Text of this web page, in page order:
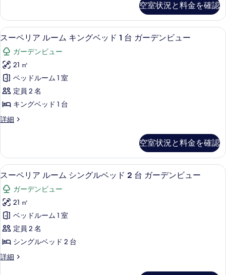
件
シ
ン
グ
ル
ベ
ッ
ド
2
台
べ
て
の
写
真
を
表
示
す
ス
ル
ー
ム
シ
ン
グ
ル
ベ
ッ
ド
2
細
空室状況と料金を確認
ス
ー
ペ
リ
ア
ル
ム
ン
グ
ベ
ッ
ド
台
ガ
ー
スーペリア ルーム キングベッド 1
1
スーペリア ルーム キングベッド 1 台 ガーデンビュー
ガーデンビュー
21 ㎡
ベッドルーム 1 室
定員 2 名
キングベッド 1 台
詳細
ス
ア
ル
ー
ム
キ
ン
グ
ベ
ッ
ド
台
空室状況と料金を確認
ス
ー
ペ
リ
ア
ル
ム
スーペリア ルーム シングルベッド
1
スーペリア ルーム シングルベッド 2 台 ガーデンビュー
ガーデンビュー
21 ㎡
ベッドルーム 1 室
定員 2 名
シングルベッド 2 台
詳細
ス